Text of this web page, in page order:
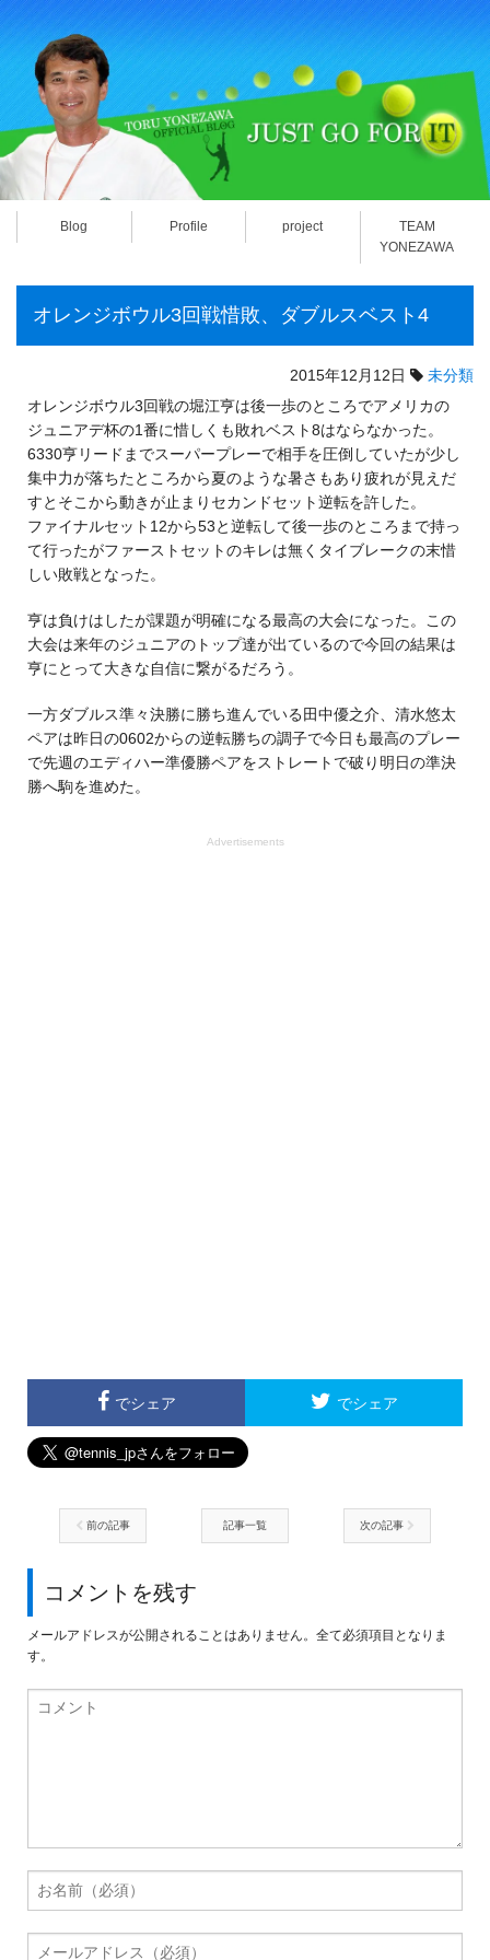
Blog Profile project
TEAM
YONEZAWA
オレンジボウル3回戦惜敗、ダブルスベスト4
2015年12月12日
未分類
オレンジボウル3回戦の堀江亨は後一歩のところでアメリカの
ジュニアデ杯の1番に惜しくも敗れベスト8はならなかった。
6330亨リードまでスーパープレーで相手を圧倒していたが少し
集中力が落ちたところから夏のような暑さもあり疲れが見えだ
すとそこから動きが止まりセカンドセット逆転を許した。
ファイナルセット12から53と逆転して後一歩のところまで持っ
て行ったがファーストセットのキレは無くタイブレークの末惜
しい敗戦となった。
亨は負けはしたが課題が明確になる最高の大会になった。この
大会は来年のジュニアのトップ達が出ているので今回の結果は
亨にとって大きな自信に繋がるだろう。
一方ダブルス準々決勝に勝ち進んでいる田中優之介、清水悠太
ペアは昨日の0602からの逆転勝ちの調子で今日も最高のプレー
で先週のエディハー準優勝ペアをストレートで破り明日の準決
勝へ駒を進めた。
Advertisements
でシェア でシェア
前の記事 記事一覧 次の記事
コメントを残す
メールアドレスが公開されることはありません。全て必須項目となりま
す。